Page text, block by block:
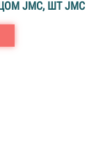
JMC, ШТ JMC